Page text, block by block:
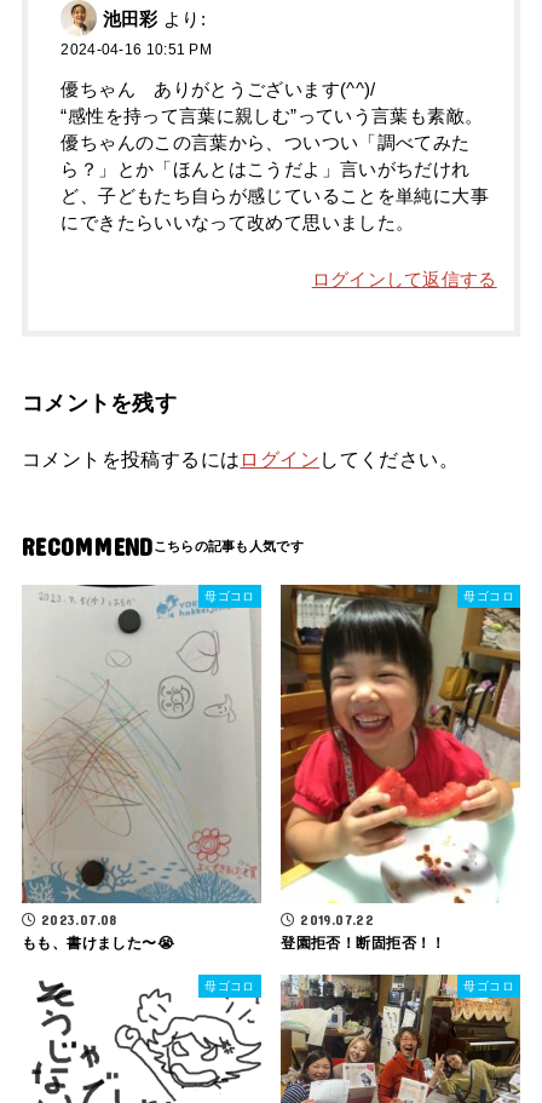
池田彩 より:
2024-04-16 10:51 PM
優ちゃん ありがとうございます(^^)/
“感性を持って言葉に親しむ”っていう言葉も素敵。
優ちゃんのこの言葉から、ついつい「調べてみた
ら？」とか「ほんとはこうだよ」言いがちだけれ
ど、子どもたち自らが感じていることを単純に大事
にできたらいいなって改めて思いました。
ログインして返信する
コメントを残す
コメントを投稿するには ログイン してください。
RECOMMEND
母ゴコロ
2023.07.08
もも、書けました〜😭
母ゴコロ
2019.07.22
登園拒否！断固拒否！！
母ゴコロ 母ゴコロ